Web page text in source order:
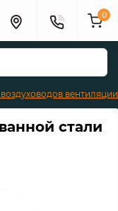
0
вентиляции
стали